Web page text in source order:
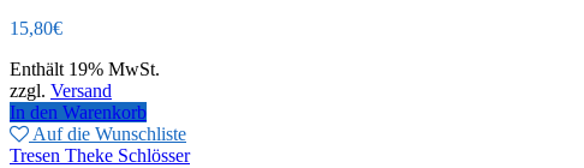
15,80€
Enthält 19% MwSt.
zzgl. Versand
In den Warenkorb
Auf die Wunschliste
Tresen Theke Schlösser